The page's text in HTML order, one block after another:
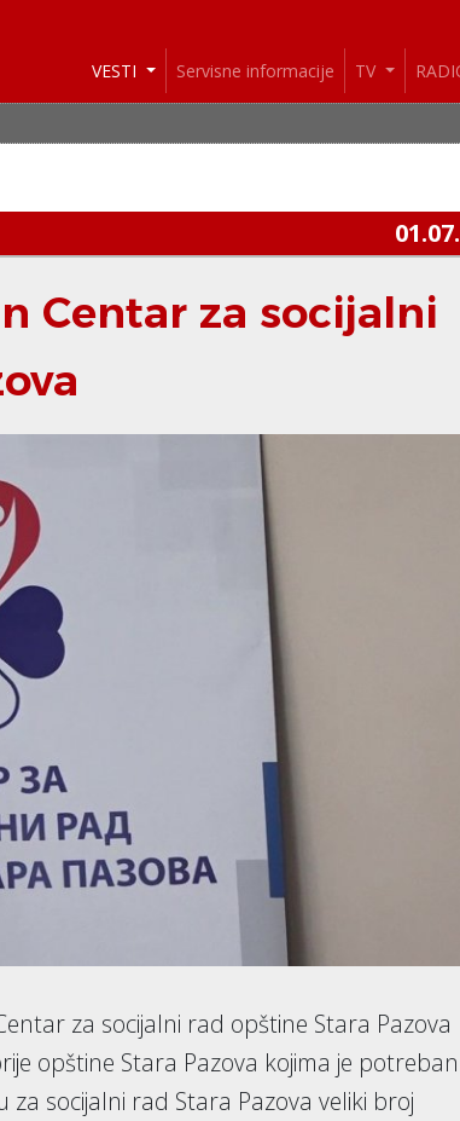
VESTI Servisne informacije TV
Centar za socijalni
za socijalni rad opštine Stara Pazova
opštine Stara Pazova kojima je potreban
socijalni rad Stara Pazova veliki broj